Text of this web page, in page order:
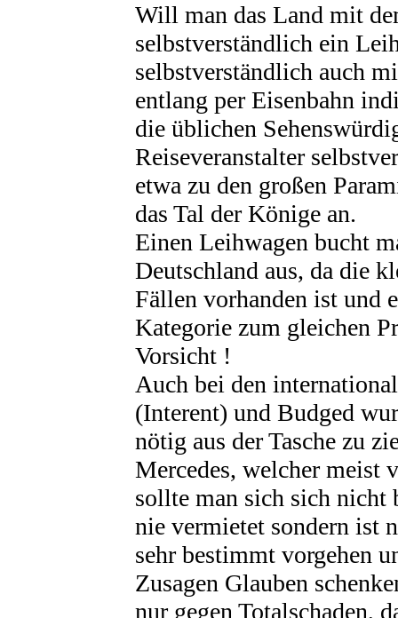
Will man das Land mit
selbstverständlich ein
selbstverständlich auch
entlang per Eisenbahn
die üblichen
Reiseveranstalter
etwa zu den großen
das Tal der Könige an.
Einen Leihwagen bucht
Deutschland aus, da die
Fällen vorhanden ist und
Kategorie zum gleichen
Vorsicht !
Auch bei den
(Interent) und Budged
nötig aus der Tasche zu
Mercedes, welcher meist
sollte man sich sich nicht
nie vermietet sondern ist
sehr bestimmt vorgehen
Zusagen Glauben
nur gegen Totalschaden,